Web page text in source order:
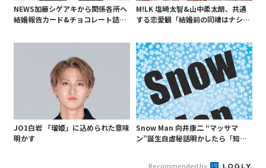
NEWS加藤シゲアキから関係各所へ
結婚報告カード&チョコレート詰め
も添えて
M!LK 塩崎太智&山中柔太朗、共通
する恋愛観「結婚前の同棲はナシ」
JO1白岩 「瑠姫」に込められた意味
明かす
Snow Man 向井康二 “マッサマ
ン”誕生自虐秘話明かしたら「知ら
Recommended by